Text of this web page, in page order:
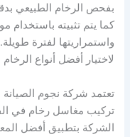
بفحص الرخام الطبيعي
كما يتم تثبيته باستخدام
واستمراريتها لفترة
لاختيار أفضل أنواع
تعتمد شركة نجوم
تركيب مغاسل رخام في
الشركة بتطبيق أفضل